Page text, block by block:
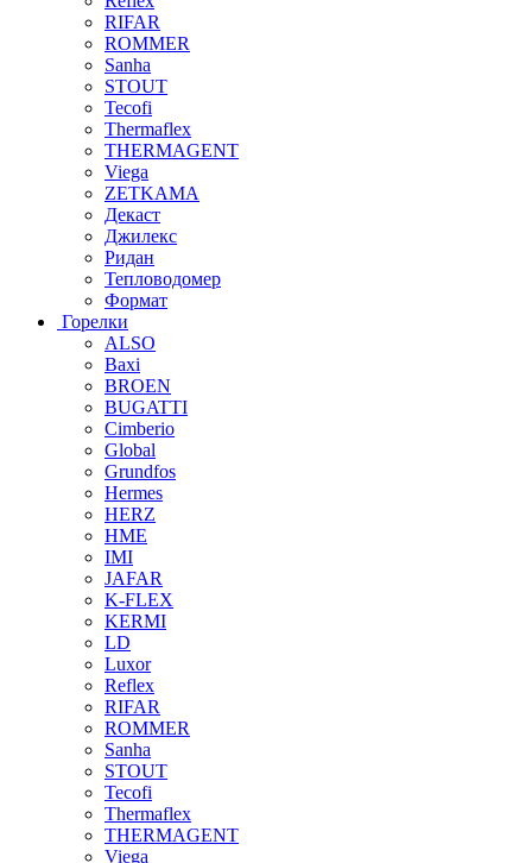
RIFAR
ROMMER
Sanha
STOUT
Tecofi
Thermaflex
THERMAGENT
Viega
ZETKAMA
Декаст
Джилекс
Ридан
Тепловодомер
Формат
Горелки
ALSO
Baxi
BROEN
BUGATTI
Cimberio
Global
Grundfos
Hermes
HERZ
HME
IMI
JAFAR
K-FLEX
KERMI
LD
Luxor
Reflex
RIFAR
ROMMER
Sanha
STOUT
Tecofi
Thermaflex
THERMAGENT
Viega